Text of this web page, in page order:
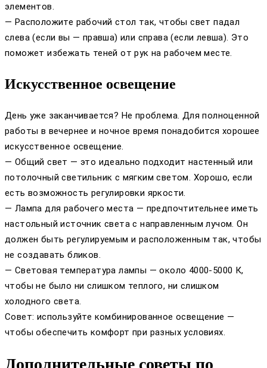
элементов.
— Расположите рабочий стол так, чтобы свет падал
слева (если вы — правша) или справа (если левша). Это
поможет избежать теней от рук на рабочем месте.
Искусственное освещение
День уже заканчивается? Не проблема. Для полноценной
работы в вечернее и ночное время понадобится хорошее
искусственное освещение.
— Общий свет — это идеально подходит настенный или
потолочный светильник с мягким светом. Хорошо, если
есть возможность регулировки яркости.
— Лампа для рабочего места — предпочтительнее иметь
настольный источник света с направленным лучом. Он
должен быть регулируемым и расположенным так, чтобы
не создавать бликов.
— Световая температура лампы — около 4000-5000 К,
чтобы не было ни слишком теплого, ни слишком
холодного света.
Совет: используйте комбинированное освещение —
чтобы обеспечить комфорт при разных условиях.
Дополнительные советы по